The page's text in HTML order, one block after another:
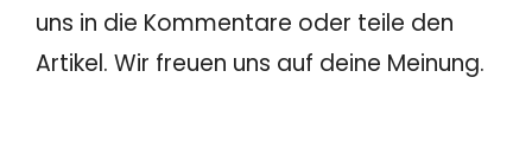
uns in die Kommentare oder teile den
Artikel. Wir freuen uns auf deine Meinung.